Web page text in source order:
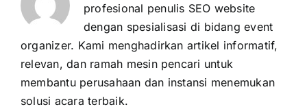
profesional penulis SEO website
dengan spesialisasi di bidang event
organizer. Kami menghadirkan artikel informatif,
relevan, dan ramah mesin pencari untuk
membantu perusahaan dan instansi menemukan
solusi acara terbaik.